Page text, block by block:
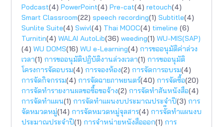
Podcast(4) PowerPoint(4) Pre-cat(4) retouch(4)
Smart Classroom(22) speech recording(1) Subtitle(4)
Sunlite Suite(4) Swivl(4) Thai MOOC(4) timeline (6)
Turnitin(4) WALAI AutoLib(36) weeding(1) WU-MIS(SAP)
(4) WU DOMS(16) WU e-Learning(4) การขออนุมัติค่าล่วง
เวลา(1) การขออนุมัติปฏิบัติงานล่วงเวลา(1) การขออนุมัติ
โครงการจัดอบรม(4) การจองห้อง(2) การจัดการอบรม(4)
การจัดกิจกรรม(4) การจัดฉายภาพยนตร์(40) การจัดซื้อ(20)
การจัดทำรายงานผลขอซื้อขอจ้าง(2) การจัดทำสันหนังสือ(4)
การจัดทำแผน(1) การจัดทำแผนงบประมาณประจำปี(3) การ
จัดหมวดหมู่(14) การจัดหมวดหมู่จุลสาร(4) การจัีดทำแผนงบ
ประมาณประจำปี(1) การจำหน่ายหนังสือออก(1) การ